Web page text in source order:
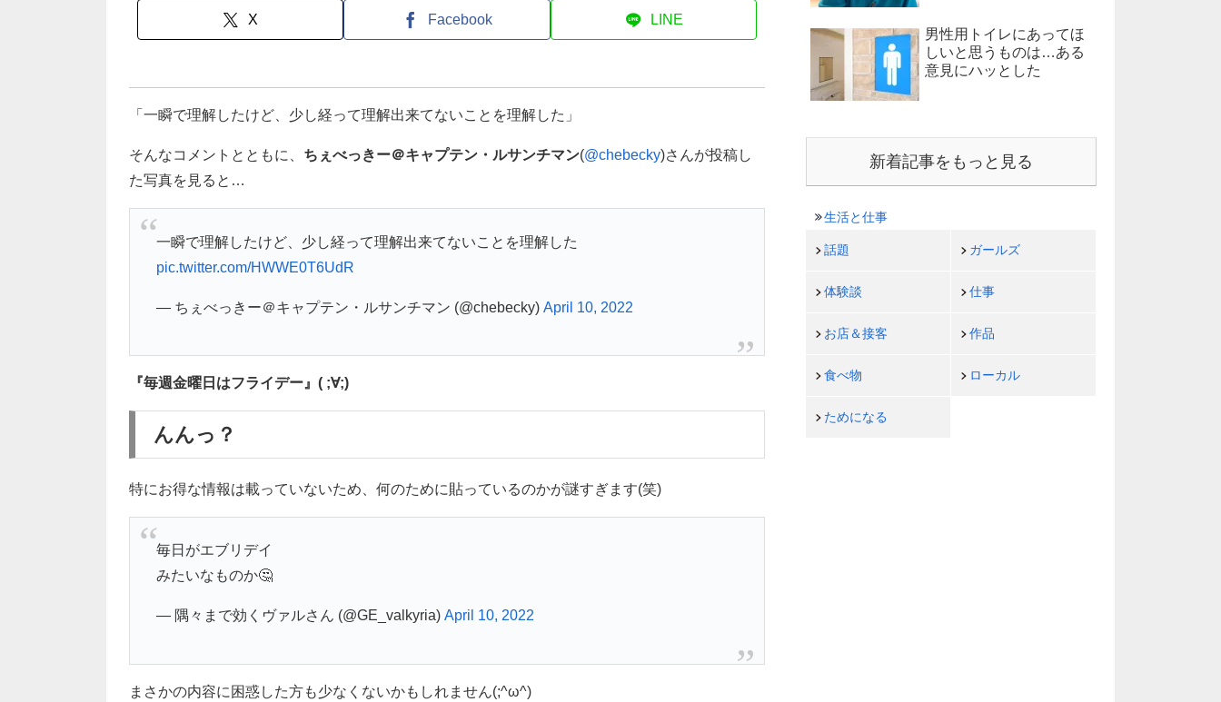
X Facebook LINE
「一瞬で理解したけど、少し経って理解出来てないことを理解した」
そんなコメントとともに、 ちぇべっきー＠キャプテン・ルサンチマン(@chebecky)さんが投稿し
た写真を見ると…
一瞬で理解したけど、少し経って理解出来てないことを理解した
pic.twitter.com/HWWE0T6UdR
— ちぇべっきー＠キャプテン・ルサンチマン (@chebecky) April 10, 2022
『毎週金曜日はフライデー』( ;∀;)
んんっ？
特にお得な情報は載っていないため、何のために貼っているのかが謎すぎます(笑)
毎日がエブリデイ
みたいなものか🤔
— 隅々まで効くヴァルさん (@GE_valkyria) April 10, 2022
まさかの内容に困惑した方も少なくないかもしれません(;^ω^)
男性用トイレにあってほ
しいと思うものは…ある
意見にハッとした
新着記事をもっと見る
生活と仕事
話題 ガールズ
体験談 仕事
お店＆接客 作品
食べ物 ローカル
ためになる